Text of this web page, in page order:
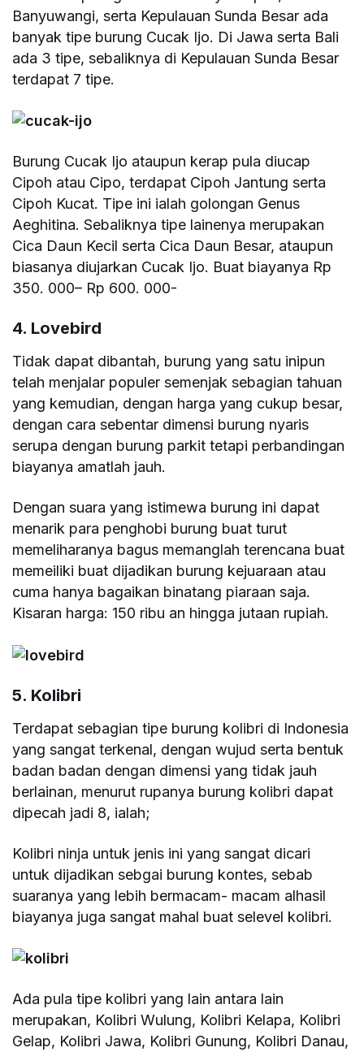
Banyuwangi, serta Kepulauan Sunda Besar ada
banyak tipe burung Cucak Ijo. Di Jawa serta Bali
ada 3 tipe, sebaliknya di Kepulauan Sunda Besar
terdapat 7 tipe.
Burung Cucak Ijo ataupun kerap pula diucap
Cipoh atau Cipo, terdapat Cipoh Jantung serta
Cipoh Kucat. Tipe ini ialah golongan Genus
Aeghitina. Sebaliknya tipe lainenya merupakan
Cica Daun Kecil serta Cica Daun Besar, ataupun
biasanya diujarkan Cucak Ijo. Buat biayanya Rp
350. 000– Rp 600. 000-
4. Lovebird
Tidak dapat dibantah, burung yang satu inipun
telah menjalar populer semenjak sebagian tahuan
yang kemudian, dengan harga yang cukup besar,
dengan cara sebentar dimensi burung nyaris
serupa dengan burung parkit tetapi perbandingan
biayanya amatlah jauh.
Dengan suara yang istimewa burung ini dapat
menarik para penghobi burung buat turut
memeliharanya bagus memanglah terencana buat
memeiliki buat dijadikan burung kejuaraan atau
cuma hanya bagaikan binatang piaraan saja.
Kisaran harga: 150 ribu an hingga jutaan rupiah.
5. Kolibri
Terdapat sebagian tipe burung kolibri di Indonesia
yang sangat terkenal, dengan wujud serta bentuk
badan badan dengan dimensi yang tidak jauh
berlainan, menurut rupanya burung kolibri dapat
dipecah jadi 8, ialah;
Kolibri ninja untuk jenis ini yang sangat dicari
untuk dijadikan sebgai burung kontes, sebab
suaranya yang lebih bermacam- macam alhasil
biayanya juga sangat mahal buat selevel kolibri.
Ada pula tipe kolibri yang lain antara lain
merupakan, Kolibri Wulung, Kolibri Kelapa, Kolibri
Gelap, Kolibri Jawa, Kolibri Gunung, Kolibri Danau,